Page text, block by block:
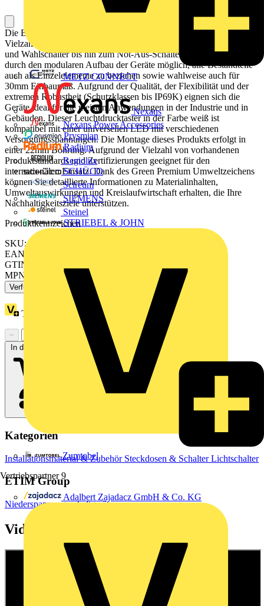
METZ CONNECT
Nexans
Nexans Power Accessories
Prysmian
Radium
Regiolux
SCHÜCO
Scireum
SIEMENS
Steinel
STRIEBEL & JOHN
Zumtobel
Vertriebspartner 9
Adalbert Zajadacz GmbH & Co. KG
Die Baureihe Harmony XB5/ZB5 aus Kunststoff bietet eine
Vielzahl an 22mm Komplettgeräten wie Drucktaster, Leuchtmelder
und Wahlschalter bis hin zum Not-Aus-Schalter. Zusätzlich ist es
durch den modularen Aufbau der Geräte möglich, alle Bestandteile
auch als Einzelelemente zu beziehen sowie wahlweise auch für
30mm Einbaumaß. Aufgrund der Qualität, der Flexibilität und der
extremen Robustheit (Schutzklassen bis IP69K) eignen sich die
Geräte ideal für die meisten Anwendungen in der Industrie und in
Gebäuden. Dieser Leuchtdrucktaster in der Farbe weiß ist
kompatibel mit einer universellen LED mit verschiedenen
Versorgungsspannungen. Die Montage dieses Produkts erfolgt in
einer 22mm Bohrung. Aufgrund der Vielzahl von vorhandenen
Produktstandards und Zertifizierungen geeignet für den
internationalen Einsatz. Dank des Green Premium Umweltzeichens
können Sie detaillierte Informationen zu Materialinhalten,
Umweltauswirkungen und Kreislaufwirtschaft erhalten, die Ihre
Nachhaltigkeitsziele unterstützen.
Produktkennzeichen
SKU: ZB5AW313
EAN: 3389110909920
GTIN: 3389110909920
MPN: ZB5AW313
Verfügbar: 4 Händler
Treuepunkte:
−
+
In den Warenkorb
Kategorien
Installationsmaterial & Zubehör Steckdosen & SchalterLichtschalter
ETIM Group
Niederspannungsschaltgeräte
Videos